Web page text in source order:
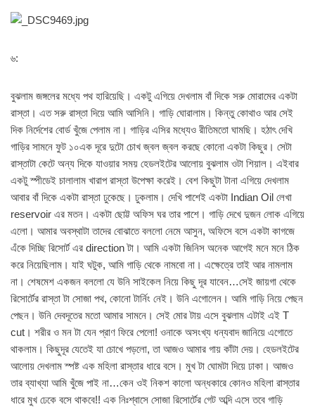
৬:
বুঝলাম জঙ্গলের মধ্যে পথ হারিয়েছি। একটু এগিয়ে দেখলাম বাঁ দিকে সরু মোরামের একটা
রাস্তা। এত সরু রাস্তা দিয়ে আমি আসিনি। গাড়ি ঘোরালাম। কিন্তু কোথাও আর সেই
দিক নির্দেশের বোর্ড খুঁজে পেলাম না। গাড়ির এসির মধ্যেও রীতিমতো ঘামছি। হঠাৎ দেখি
গাড়ির সামনে ফুট ১০এক দূরে দুটো চোখ জ্বল জ্বল করছে কোনো একটা কিছুর। সেটা
রাস্তাটা কেটে অন্য দিকে যাওয়ার সময় হেডলইটের আলোয় বুঝলাম ওটা শিয়াল। এইবার
একটু স্পীডেই চালালাম খারাপ রাস্তা উপেক্ষা করেই। বেশ কিছুটা টানা এগিয়ে দেখলাম
আবার বাঁ দিকে একটা রাস্তা ঢুকেছে। ঢুকলাম। দেখি পাশেই একটা Indian Oil লেখা
reservoir এর মতন। একটা ছোট্ট অফিস ঘর তার পাশে। গাড়ি দেখে দুজন লোক এগিয়ে
এলো। আমার অবস্থাটা তাদের বোঝাতে বললো নেমে আসুন, অফিসে বসে একটা কাগজে
এঁকে দিচ্ছি রিসোর্ট এর direction টা। আমি একটা জিনিস অনেক আগেই মনে মনে ঠিক
করে নিয়েছিলাম। যাই ঘটুক, আমি গাড়ি থেকে নামবো না। এক্ষেত্রে তাই আর নামলাম
না। শেষমেশ একজন বললো যে উনি সাইকেল নিয়ে কিছু দূর যাবেন…সেই জায়গা থেকে
রিসোর্টের রাস্তা টা সোজা পথ, কোনো টার্নিং নেই। উনি এগোলেন। আমি গাড়ি নিয়ে পেছন
পেছন। উনি দেবদূতের মতো আমার সামনে। সেই মোর টায় এসে বুঝলাম এটাই এই T
cut। শরীর ও মন টা যেন প্রাণ ফিরে পেলো! ওনাকে অসংখ্য ধন্যবাদ জানিয়ে এগোতে
থাকলাম। কিছুদূর যেতেই যা চোখে পড়লো, তা আজও আমার গায় কাঁটা দেয়। হেডলইটের
আলোয় দেখলাম স্পষ্ট এক মহিলা রাস্তার ধারে বসে। মুখ টা ঘোমটা দিয়ে ঢাকা। আজও
তার ব্যাখ্যা আমি খুঁজে পাই না…কেন ওই নিকশ কালো অন্ধকারে কোনও মহিলা রাস্তার
ধারে মুখ ঢেকে বসে থাকবে!! এক নিঃশ্বাসে সোজা রিসোর্টের গেট অব্দি এসে তবে গাড়ি